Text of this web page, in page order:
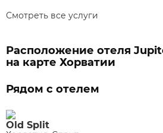
Смотреть все услуги
Расположение отеля
на карте Хорватии
Рядом с отелем
Old Split